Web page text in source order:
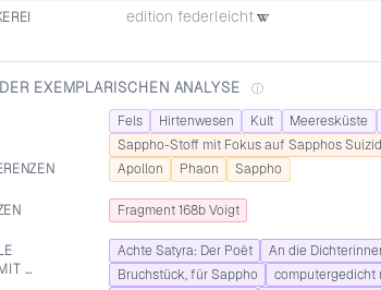
edition federleicht
EXEMPLARISCHEN ANALYSE ⓘ
Fels Hirtenwesen Kult Meeresküste
Sappho-Stoff mit Fokus auf Sapphos Suizid
Apollon Phaon Sappho
Fragment 168b Voigt
…
Achte Satyra: Der Poët An die
Bruchstück, für Sappho
computergedicht